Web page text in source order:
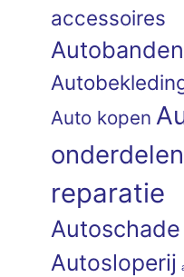
accessoires
Autobanden
Auto kopen
onderdelen
reparatie
Autoschade
Autosloperij